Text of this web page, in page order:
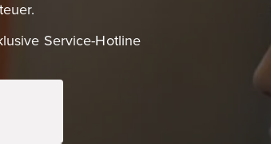
Service-Hotline